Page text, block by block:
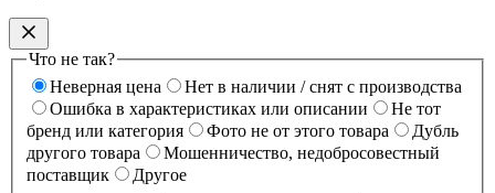
Что не так?
Неверная цена
Нет в наличии / снят с производства
Ошибка в характеристиках или описании
Не тот
бренд или категория
Фото не от этого товара
Дубль
другого товара
Мошенничество, недобросовестный
поставщик
Другое